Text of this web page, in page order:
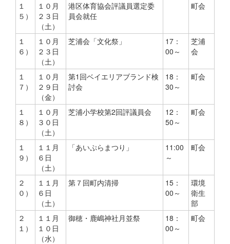
１
５）
１０月
２３日
（土）
港区体育協会評議員選定委
員会就任
町会
１
６）
１０月
２３日
（土）
芝浦会「文化祭」
17：
00～
芝浦
会
１
７）
１０月
２９日
（金）
第1回ベイエリアブランド検
討会
18：
30～
町会
１
８）
１０月
３０日
（土）
芝浦小学校第2回評議員会
12：
50～
町会
１
９）
１１月
６日
（土）
「あいぷらまつり」
11:00
～
町会
２
０）
１１月
６日
（土）
第７回町内清掃
15：
00～
環境
衛生
部
２
１）
１１月
１０日
（水）
御穂・鹿嶋神社月並祭
18：
00～
町会